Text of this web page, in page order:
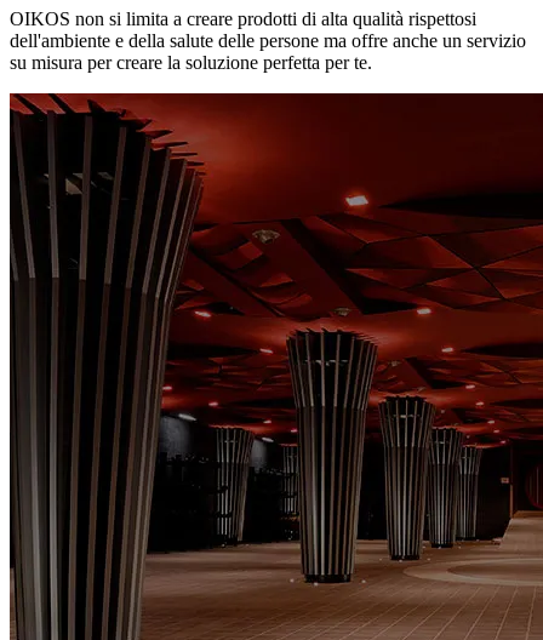
OIKOS non si limita a creare prodotti di alta qualità rispettosi
dell'ambiente e della salute delle persone ma offre anche un servizio
su misura per creare la soluzione perfetta per te.